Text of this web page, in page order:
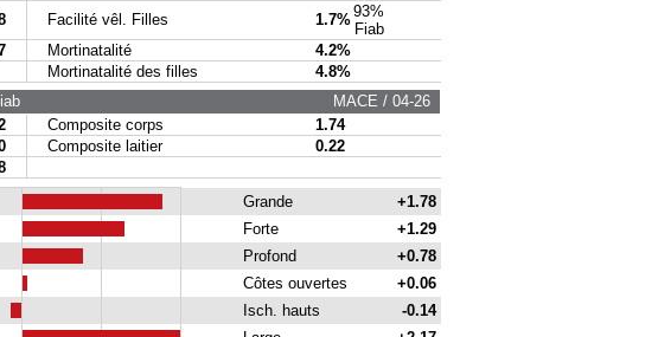
Facilité vêl. Filles 1.7%93%
Fiab
Mortinatalité
4.2%
Mortinatalité des filles
4.8%
MACE / 04-26
Composite corps
1.74
Composite laitier
0.22
Grande
+1.78
Forte
+1.29
Profond
+0.78
Côtes ouvertes
+0.06
Isch. hauts
-0.14